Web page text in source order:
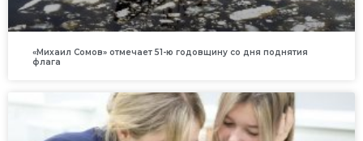
«Михаил Сомов» отмечает 51-ю годовщину со дня поднятия
флага